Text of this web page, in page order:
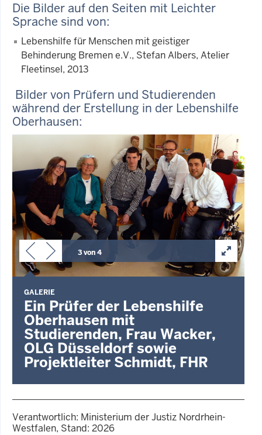
Die Bilder auf den Seiten mit Leichter
Sprache sind von:
Lebenshilfe für Menschen mit geistiger
Behinderung Bremen e.V., Stefan Albers, Atelier
Fleetinsel, 2013
Bilder von Prüfern und Studierenden
während der Erstellung in der Lebenshilfe
Oberhausen:
3 von 4
GALERIE
Ein Prüfer der Lebenshilfe
Oberhausen mit
Studierenden, Frau Wacker,
OLG Düsseldorf sowie
Projektleiter Schmidt, FHR
Verantwortlich: Ministerium der Justiz Nordrhein-
Westfalen, Stand: 2026